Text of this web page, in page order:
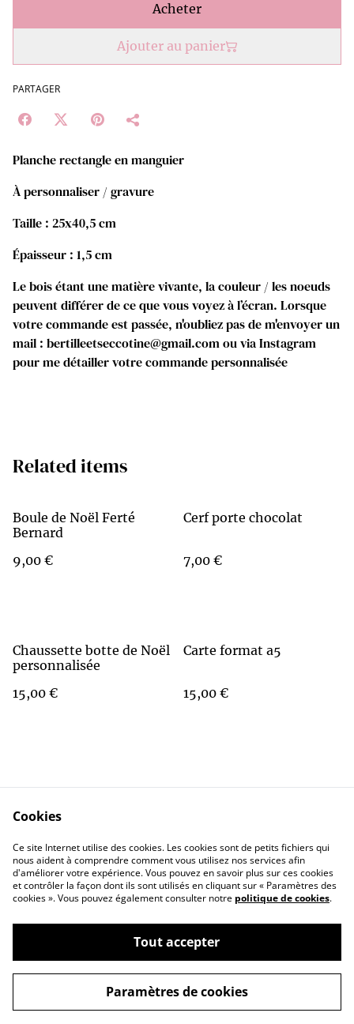
Acheter
Ajouter au panier
PARTAGER
Planche rectangle en manguier
À personnaliser / gravure
Taille : 25x40,5 cm
Épaisseur : 1,5 cm
Le bois étant une matière vivante, la couleur / les noeuds
peuvent différer de ce que vous voyez à l’écran. Lorsque
votre commande est passée, n'oubliez pas de m'envoyer un
mail : bertilleetseccotine@gmail.com ou via Instagram
pour me détailler votre commande personnalisée
Related items
Boule de Noël Ferté
Bernard
9,00 €
Cerf porte chocolat
7,00 €
Chaussette botte de Noël
personnalisée
15,00 €
Carte format a5
15,00 €
Contact Us
Legal Terms
Privacy Policy
Cookie Policy
©2026Bertille_et_Seccotine
powered by
Cookies
Ce site Internet utilise des cookies. Les cookies sont de petits fichiers qui
nous aident à comprendre comment vous utilisez nos services afin
d'améliorer votre expérience. Vous pouvez en savoir plus sur ces cookies
et contrôler la façon dont ils sont utilisés en cliquant sur « Paramètres des
cookies ». Vous pouvez également consulter notre politique de cookies.
Tout accepter
Paramètres de cookies